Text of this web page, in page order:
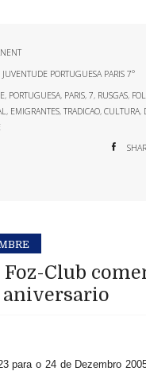
JUVENTUDE PORTUGUESA PARIS 7°
, PORTUGUESA, PARIS,7, RUSGAS,
, EMIGRANTES,TRADICAO,CULTURA,
Foz-Club
aniversario
para o 24 de Dezembro